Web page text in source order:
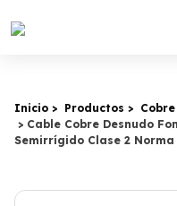
Inicio Productos
Cable Cobre Desnudo
Semirrígido Clase 2 Norma